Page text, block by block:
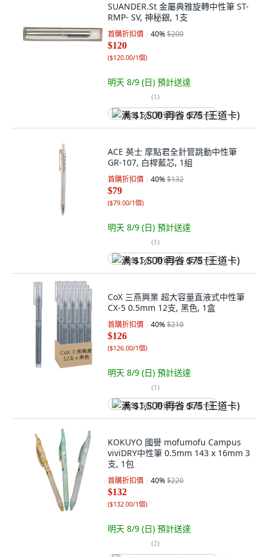
SUANDER.St 金屬典雅旋轉中性筆 ST-
RMP- SV, 神秘銀, 1支
首購折扣價 40%$200
$120
($120.00/1個)
明天 8/9 (日) 預計送達
(1)
满 $1,500 再省 $75 (王道卡)
ACE 英士 摩點君全針管跳動中性筆
GR-107, 白桿藍芯, 1組
首購折扣價 40%$132
$79
($79.00/1個)
明天 8/9 (日) 預計送達
(1)
满 $1,500 再省 $75 (王道卡)
CoX 三燕興業 超大容量直液式中性筆
CX-5 0.5mm 12支, 黑色, 1盒
首購折扣價 40%$210
$126
($126.00/1個)
明天 8/9 (日) 預計送達
(1)
满 $1,500 再省 $75 (王道卡)
KOKUYO 國譽 mofumofu Campus
viviDRY中性筆 0.5mm 143 x 16mm 3
支, 1包
首購折扣價 40%$220
$132
($132.00/1個)
明天 8/9 (日) 預計送達
(2)